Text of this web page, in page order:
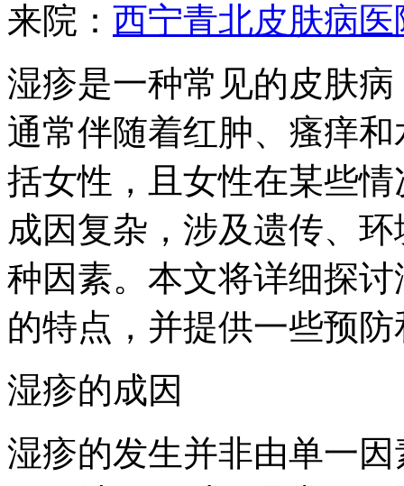
来院： 西宁青北皮肤病医
湿疹是一种常见的皮肤
通常伴随着红肿、瘙痒
括女性，且女性在某些
成因复杂，涉及遗传、
种因素。本文将详细探
的特点，并提供一些预
湿疹的成因
湿疹的发生并非由单一